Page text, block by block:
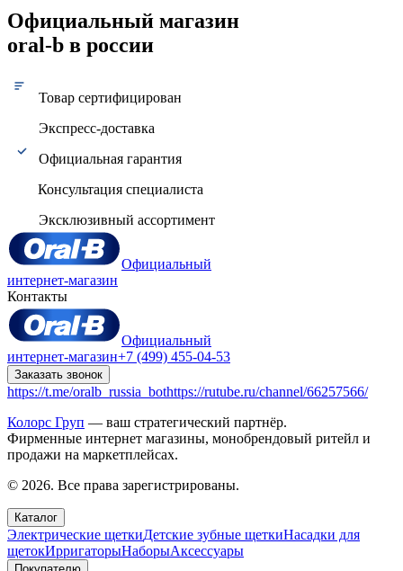
Официальный магазин
oral-b в россии
Товар сертифицирован
Экспресс-доставка
Официальная гарантия
Консультация специалиста
Эксклюзивный ассортимент
Официальный
интернет-магазин
Контакты
Официальный
интернет-магазин+7 (499) 455-04-53
Заказать звонок
https://t.me/oralb_russia_bothttps://rutube.ru/channel/66257566/
Колорс Груп — ваш стратегический партнёр.
Фирменные интернет магазины, монобрендовый ритейл и
продажи на маркетплейсах.
© 2026. Все права зарегистрированы.
Каталог
Электрические щеткиДетские зубные щеткиНасадки для
щетокИрригаторыНаборыАксессуары